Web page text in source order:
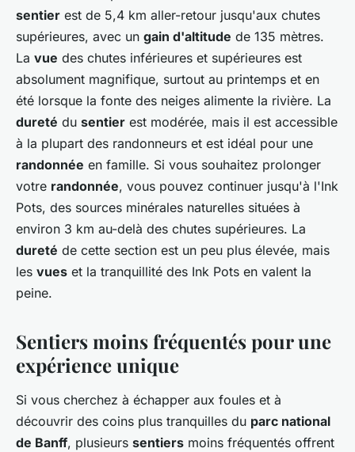
sentier est de 5,4 km aller-retour jusqu'aux chutes
supérieures, avec un gain d'altitude de 135 mètres.
La vue des chutes inférieures et supérieures est
absolument magnifique, surtout au printemps et en
été lorsque la fonte des neiges alimente la rivière. La
dureté du sentier est modérée, mais il est accessible
à la plupart des randonneurs et est idéal pour une
randonnée en famille. Si vous souhaitez prolonger
votre randonnée, vous pouvez continuer jusqu'à l'Ink
Pots, des sources minérales naturelles situées à
environ 3 km au-delà des chutes supérieures. La
dureté de cette section est un peu plus élevée, mais
les vues et la tranquillité des Ink Pots en valent la
peine.
Sentiers moins fréquentés pour une
expérience unique
Si vous cherchez à échapper aux foules et à
découvrir des coins plus tranquilles du parc national
de Banff, plusieurs sentiers moins fréquentés offrent